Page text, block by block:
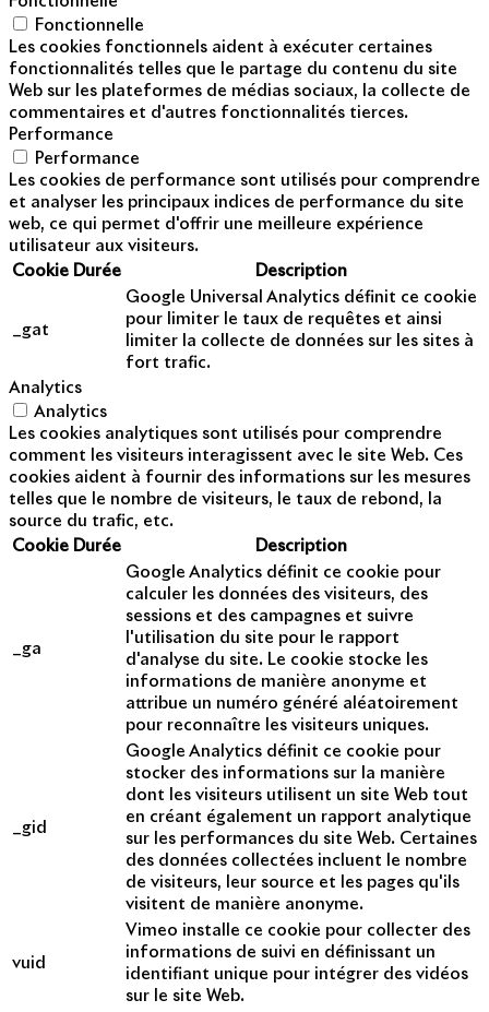
Fonctionnelle
Les cookies fonctionnels aident à exécuter certaines
fonctionnalités telles que le partage du contenu du site
Web sur les plateformes de médias sociaux, la collecte de
commentaires et d'autres fonctionnalités tierces.
Performance
Performance
Les cookies de performance sont utilisés pour comprendre
et analyser les principaux indices de performance du site
web, ce qui permet d'offrir une meilleure expérience
utilisateur aux visiteurs.
Cookie Durée Description
_gat
Google Universal Analytics définit ce cookie
pour limiter le taux de requêtes et ainsi
limiter la collecte de données sur les sites à
fort trafic.
Analytics
Analytics
Les cookies analytiques sont utilisés pour comprendre
comment les visiteurs interagissent avec le site Web. Ces
cookies aident à fournir des informations sur les mesures
telles que le nombre de visiteurs, le taux de rebond, la
source du trafic, etc.
Cookie Durée Description
_ga
Google Analytics définit ce cookie pour
calculer les données des visiteurs, des
sessions et des campagnes et suivre
l'utilisation du site pour le rapport
d'analyse du site. Le cookie stocke les
informations de manière anonyme et
attribue un numéro généré aléatoirement
pour reconnaître les visiteurs uniques.
_gid
Google Analytics définit ce cookie pour
stocker des informations sur la manière
dont les visiteurs utilisent un site Web tout
en créant également un rapport analytique
sur les performances du site Web. Certaines
des données collectées incluent le nombre
de visiteurs, leur source et les pages qu'ils
visitent de manière anonyme.
vuid
Vimeo installe ce cookie pour collecter des
informations de suivi en définissant un
identifiant unique pour intégrer des vidéos
sur le site Web.